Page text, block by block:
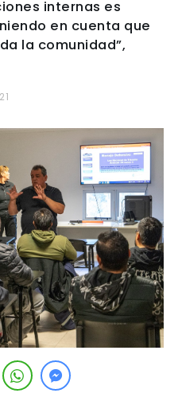
internas es
en cuenta que
la comunidad”,